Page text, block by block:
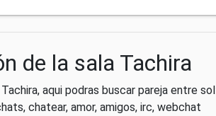
de la sala Tachira
aqui podras buscar pareja entre
chatear, amor, amigos, irc, webchat